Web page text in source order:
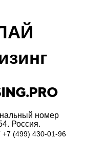
номер
Россия.
+7 (499) 430-01-96